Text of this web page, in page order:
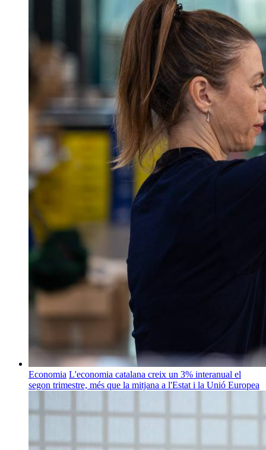
Economia L'economia catalana creix un 3% interanual el
segon trimestre, més que la mitjana a l'Estat i la Unió Europea